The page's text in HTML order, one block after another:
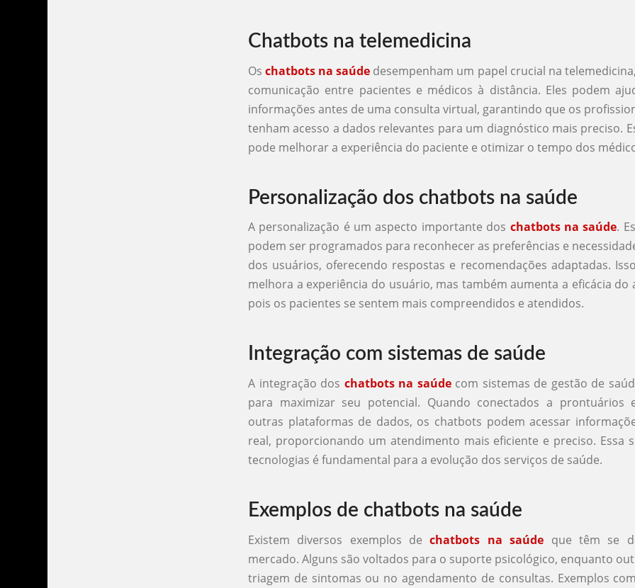
Chatbots na telemedicina
Oschatbots na saúde desempenham um papel crucial na
comunicação entre pacientes e médicos à distância. Eles podem
informações antes de uma consulta virtual, garantindo que os
tenham acesso a dados relevantes para um diagnóstico mais preciso.
pode melhorar a experiência do paciente e otimizar o tempo dos
Personalização dos chatbots na saúde
A personalização é um aspecto importante dos chatbots na saúde.
podem ser programados para reconhecer as preferências e
dos usuários, oferecendo respostas e recomendações adaptadas.
melhora a experiência do usuário, mas também aumenta a eficácia do
pois os pacientes se sentem mais compreendidos e atendidos.
Integração com sistemas de saúde
A integração dos chatbots na saúdecom sistemas de gestão de
para maximizar seu potencial. Quando conectados a prontuários
outras plataformas de dados, os chatbots podem acessar
real, proporcionando um atendimento mais eficiente e preciso. Essa
tecnologias é fundamental para a evolução dos serviços de saúde.
Exemplos de chatbots na saúde
Existem diversos exemplos dechatbots na saúde que têm se
mercado. Alguns são voltados para o suporte psicológico, enquanto
triagem de sintomas ou no agendamento de consultas. Exemplos